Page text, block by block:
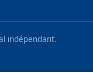
indépendant.